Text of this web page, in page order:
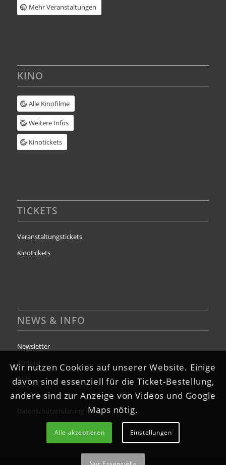
Mehr Veranstaltungen
KINO
Alle Kinofilme
Weitere Infos
Kinotickets
TICKETS
Veranstaltungstickets
Kinotickets
NEWS & INFO
Newsletter
Kontakt
AGB
Impressum
Datenschutzerklärung
Wir nutzen Cookies auf unserer Website. Einige
davon sind essenziell für die Ticket-Bestellung,
andere sind zur Anzeige von Videos und Google
Maps nötig.
Alle akzeptieren Einstellungen